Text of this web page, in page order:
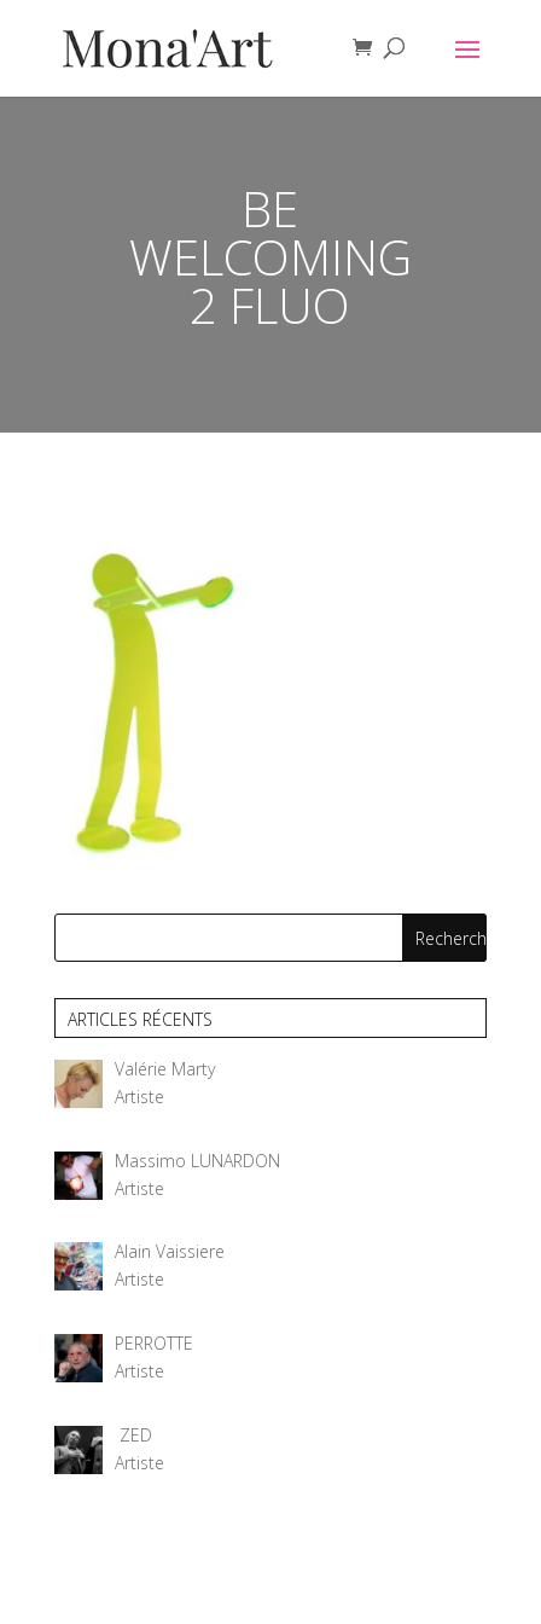
BE
WELCOMING
2 FLUO
ARTICLES RÉCENTS
Valérie Marty
Artiste
Massimo LUNARDON
Artiste
Alain Vaissiere
Artiste
PERROTTE
Artiste
ZED
Artiste